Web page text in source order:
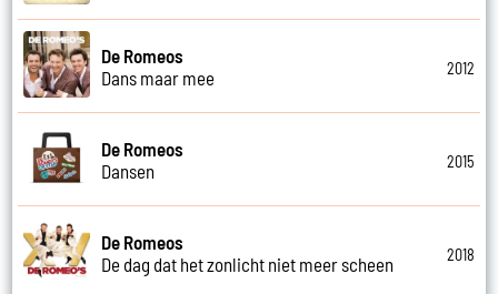
De Romeos
Dans maar mee
2012
De Romeos
Dansen
2015
De Romeos
De dag dat het zonlicht niet meer scheen
2018